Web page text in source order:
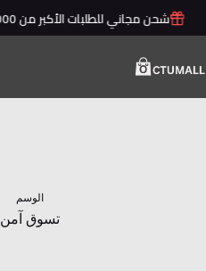
التجاوزشحن مجاني للطلبات الأكبر من 2000ج
الوسم
تسوق آمن